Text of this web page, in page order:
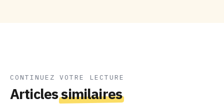
CONTINUEZ VOTRE LECTURE
Articlessimilaires